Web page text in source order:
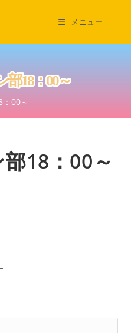
メニュー
部18：00～
：00～
18：00～